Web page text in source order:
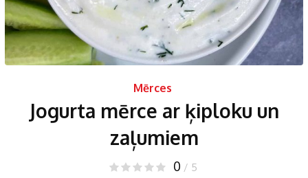
Mērces
Jogurta mērce ar ķiploku un
zaļumiem
0 / 5